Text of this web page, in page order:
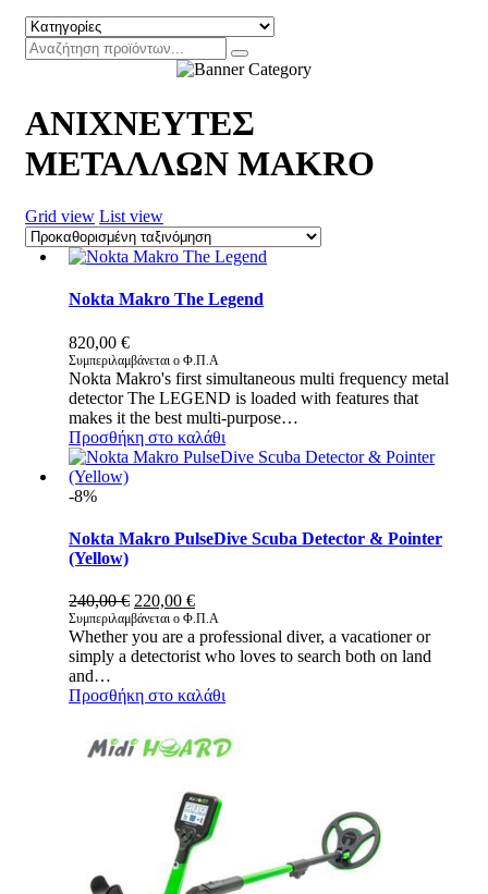
ΑΝΙΧΝΕΥΤΕΣ
ΜΕΤΑΛΛΩΝ MAKRO
Grid view List view
Nokta Makro The Legend
820,00 €
Συμπεριλαμβάνεται ο Φ.Π.Α
Nokta Makro's first simultaneous multi frequency metal
detector The LEGEND is loaded with features that
makes it the best multi-purpose…
Προσθήκη στο καλάθι
-8%
Nokta Makro PulseDive Scuba Detector & Pointer
(Yellow)
240,00€ Original
price
was:
240,00 €.
220,00 €Η
τρέχουσα
τιμή
είναι:
Συμπεριλαμβάνεται ο Φ.Π.Α
Whether you are a professional diver, a vacationer or
simply a detectorist who loves to search both on land
and…
Προσθήκη στο καλάθι